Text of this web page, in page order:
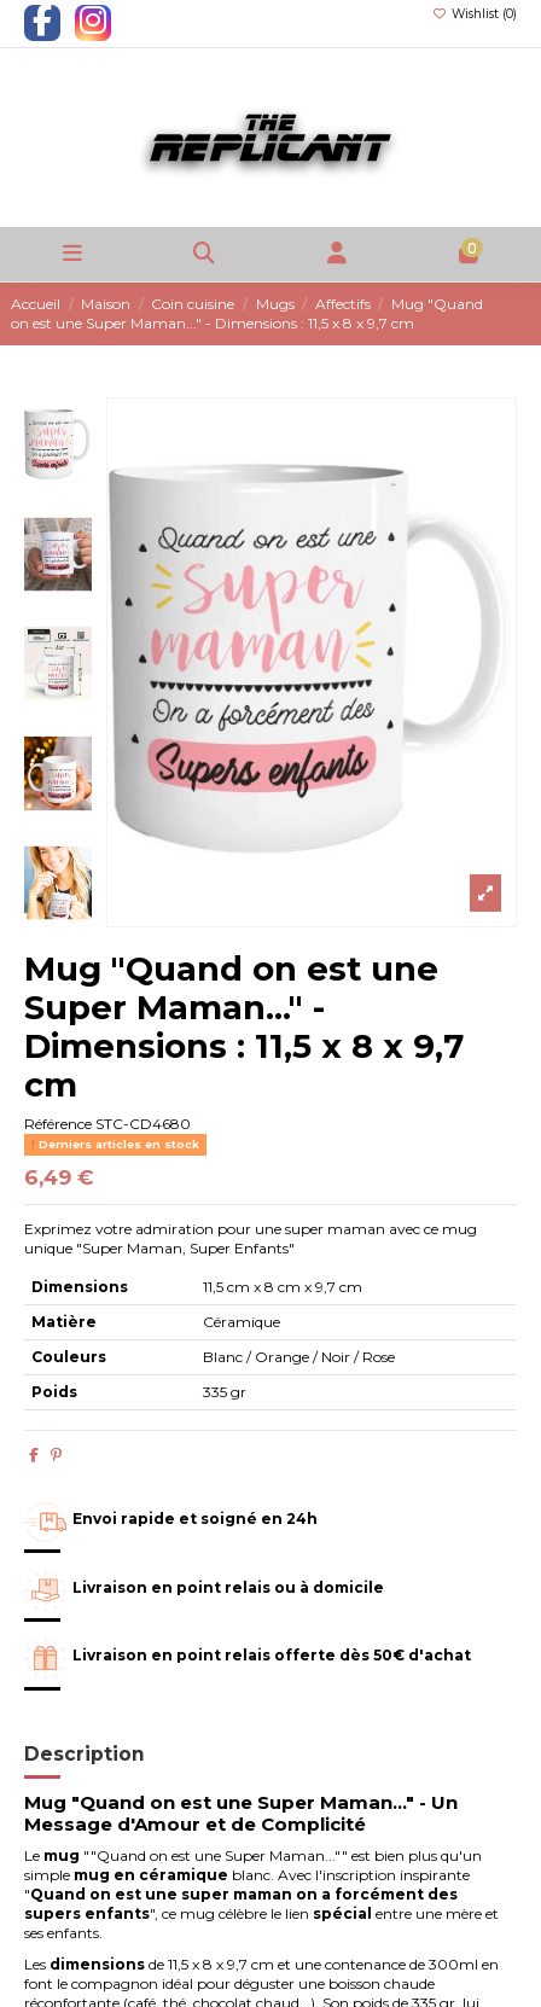
Wishlist (0)
0
Accueil Maison Coin cuisine Mugs Affectifs
Mug "Quand
on est une Super Maman..." - Dimensions : 11,5 x 8 x 9,7 cm
Mug "Quand on est une
Super Maman..." -
Dimensions : 11,5 x 8 x 9,7
cm
Référence STC-CD4680
Derniers articles en stock
6,49 €
Exprimez votre admiration pour une super maman avec ce mug
unique "Super Maman, Super Enfants"
Dimensions
11,5 cm x 8 cm x 9,7 cm
Matière
Céramique
Couleurs
Blanc / Orange / Noir / Rose
Poids
335 gr
Envoi rapide et soigné en 24h
Livraison en point relais ou à domicile
Livraison en point relais offerte dès 50€ d'achat
Description
Mug "Quand on est une Super Maman..." - Un
Message d'Amour et de Complicité
Le mug ""Quand on est une Super Maman..."" est bien plus qu'un
simple mug en céramique blanc. Avec l'inscription inspirante
"Quand on est une super maman on a forcément des
supers enfants", ce mug célèbre le lien spécial entre une mère et
ses enfants.
Les dimensions de 11,5 x 8 x 9,7 cm et une contenance de 300ml en
font le compagnon idéal pour déguster une boisson chaude
réconfortante (café, thé, chocolat chaud...). Son poids de 335 gr. lui